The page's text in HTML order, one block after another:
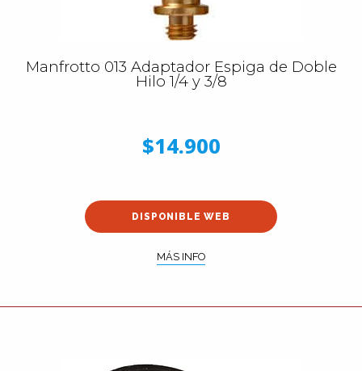
Manfrotto 013 Adaptador Espiga de Doble
Hilo 1/4 y 3/8
$14.900
DISPONIBLE WEB
MÁS INFO